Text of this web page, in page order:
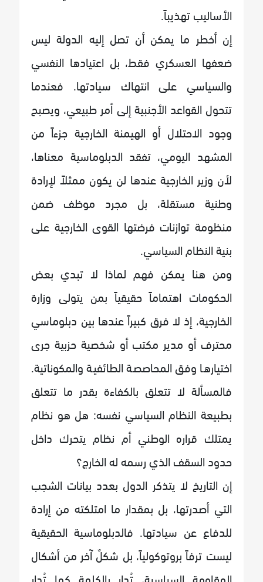
الأساليب تهذيباً.
إن أخطر ما يمكن أن تصل إليه الدولة ليس
ضعفها العسكري فقط، بل اعتيادها النفسي
والسياسي على انتهاك سيادتها. فعندما
تتحول القواعد الأجنبية إلى أمر طبيعي، ويصبح
وجود الاحتلال أو الهيمنة الخارجية جزءاً من
المشهد اليومي، تفقد الدبلوماسية معناها،
لأن وزير الخارجية عندها لن يكون ممثلاً لإرادة
وطنية مستقلة، بل مجرد موظف ضمن
منظومة توازنات فرضتها القوى الخارجية على
بنية النظام السياسي.
ومن هنا يمكن فهم لماذا لا تبدي بعض
الحكومات اهتماماً حقيقياً بمن يتولى وزارة
الخارجية، إذ لا فرق كبيراً عندها بين دبلوماسي
محترف أو مدير مكتب أو شخصية حزبية جرى
اختيارها وفق المحاصصة الطائفية والمكوناتية.
فالمسألة لا تتعلق بالكفاءة بقدر ما تتعلق
بطبيعة النظام السياسي نفسه: هل هو نظام
يمتلك قراره الوطني أم نظام يتحرك داخل
حدود السقف الذي رسمه له الخارج؟
إن التاريخ لا يتذكر الدول بعدد بيانات الشجب
التي أصدرتها، بل بمقدار ما امتلكته من إرادة
للدفاع عن سيادتها. فالدبلوماسية الحقيقية
ليست ترفاً بروتوكولياً، بل شكلٌ آخر من أشكال
المقاومة السياسية، تُدار بالكلمة كما تُدار